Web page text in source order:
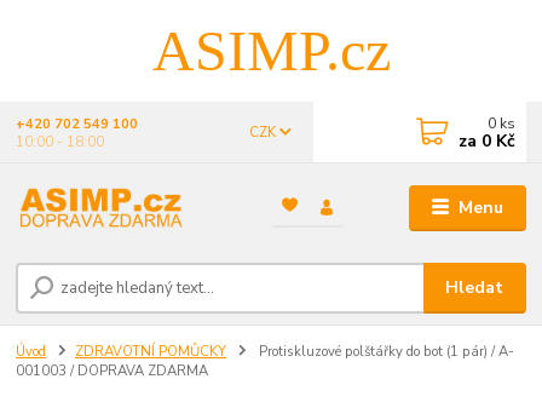
ASIMP.cz
Menu
CZK
Hledat
+420 702 549 100
10:00 - 18:00
0 ks
za 0 Kč
Úvod ZDRAVOTNÍ POMŮCKY
Protiskluzové polštářky do bot (1 pár) / A-
001003 / DOPRAVA ZDARMA